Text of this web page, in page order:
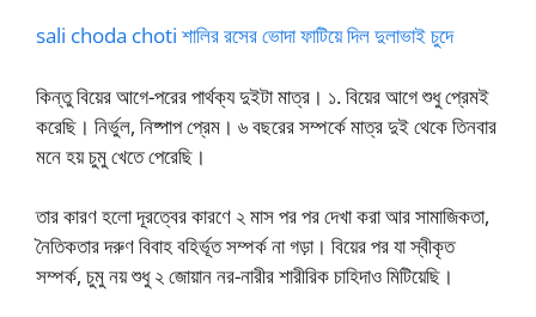
sali choda choti শালির রসের ভোদা ফাটিয়ে দিল দুলাভাই চুদে
কিন্তু বিয়ের আগে-পরের পার্থক্য দুইটা মাত্র। ১. বিয়ের আগে শুধু প্রেমই
করেছি। নির্ভুল, নিষ্পাপ প্রেম। ৬ বছরের সম্পর্কে মাত্র দুই থেকে তিনবার
মনে হয় চুমু খেতে পেরেছি।
তার কারণ হলো দূরত্বের কারণে ২ মাস পর পর দেখা করা আর সামাজিকতা,
নৈতিকতার দরুণ বিবাহ বহির্ভূত সম্পর্ক না গড়া। বিয়ের পর যা স্বীকৃত
সম্পর্ক, চুমু নয় শুধু ২ জোয়ান নর-নারীর শারীরিক চাহিদাও মিটিয়েছি।